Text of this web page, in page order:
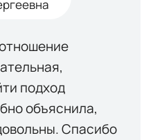
подход
объяснила,
Спасибо